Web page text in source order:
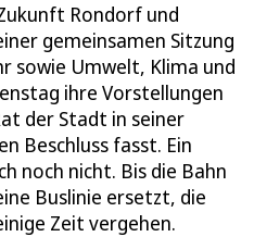
Rondorf und
gemeinsamen Sitzung
sowie Umwelt, Klima und
ihre Vorstellungen
der Stadt in seiner
Beschluss fasst. Ein
noch nicht. Bis die Bahn
Buslinie ersetzt, die
Zeit vergehen.